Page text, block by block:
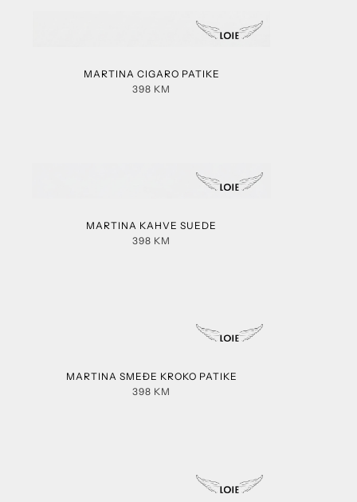
MARTINA CIGARO PATIKE
398 KM
MARTINA KAHVE SUEDE
398 KM
MARTINA SMEĐE KROKO PATIKE
398 KM